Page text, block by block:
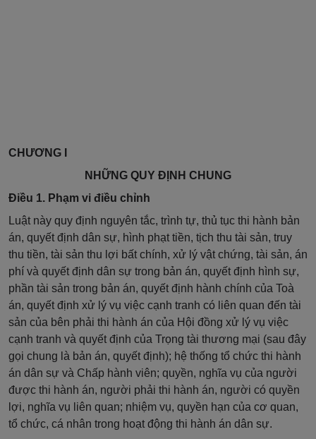
CHƯƠNG I
NHỮNG QUY ĐỊNH CHUNG
Điều 1. Phạm vi điều chỉnh
Luật này quy định nguyên tắc, trình tự, thủ tục thi hành bản
án, quyết định dân sự, hình phạt tiền, tịch thu tài sản, truy
thu tiền, tài sản thu lợi bất chính, xử lý vật chứng, tài sản, án
phí và quyết định dân sự trong bản án, quyết định hình sự,
phần tài sản trong bản án, quyết định hành chính của Toà
án, quyết định xử lý vụ việc cạnh tranh có liên quan đến tài
sản của bên phải thi hành án của Hội đồng xử lý vụ việc
cạnh tranh và quyết định của Trọng tài thương mại (sau đây
gọi chung là bản án, quyết định); hệ thống tổ chức thi hành
án dân sự và Chấp hành viên; quyền, nghĩa vụ của người
được thi hành án, người phải thi hành án, người có quyền
lợi, nghĩa vụ liên quan; nhiệm vụ, quyền hạn của cơ quan,
tổ chức, cá nhân trong hoạt động thi hành án dân sự.